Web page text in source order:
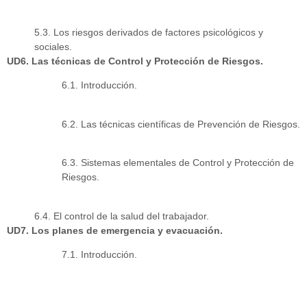
5.3. Los riesgos derivados de factores psicológicos y
sociales.
UD6. Las técnicas de Control y Protección de Riesgos.
6.1. Introducción.
6.2. Las técnicas científicas de Prevención de Riesgos.
6.3. Sistemas elementales de Control y Protección de
Riesgos.
6.4. El control de la salud del trabajador.
UD7. Los planes de emergencia y evacuación.
7.1. Introducción.